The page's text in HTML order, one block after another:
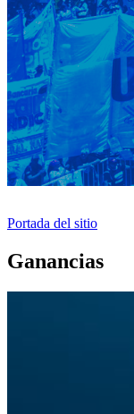
Portada del sitio
Ganancias